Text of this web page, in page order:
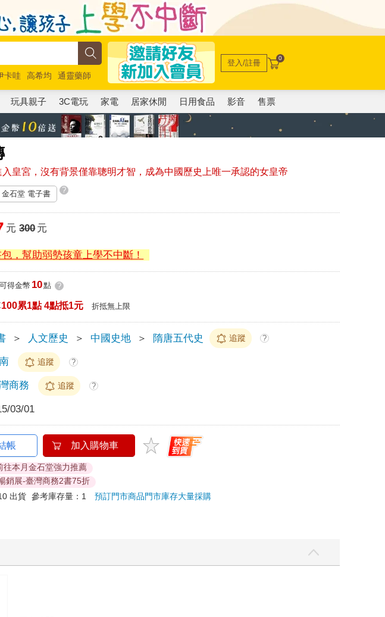
卡哇 高希均
通靈藥師
跑
登入/註冊 0
玩具親子 3C電玩 家電 居家休閒 日用食品 影音 售票
皇宮，沒有背景僅靠聰明才智，成為中國歷史上唯一承認的女皇帝
金石堂 電子書 ?
元 300元
，幫助弱勢孩童上學不中斷！
得金幣 10點 ?
100累1點 4點抵1元 折抵無上限
＞ 人文歷史 ＞ 中國史地 ＞ 隋唐五代史 追蹤 ?
追蹤 ?
商務 追蹤 ?
03/01
帳 加入購物車
本月金石堂強力推薦
銷展-臺灣商務2書75折
出貨 參考庫存量：1預訂門市商品門市庫存大量採購